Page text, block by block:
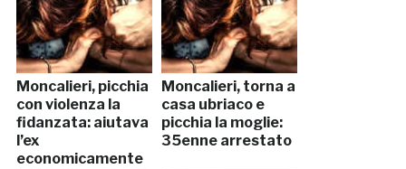
Moncalieri, picchia
con violenza la
fidanzata: aiutava
l’ex
economicamente
Moncalieri, torna a
casa ubriaco e
picchia la moglie:
35enne arrestato